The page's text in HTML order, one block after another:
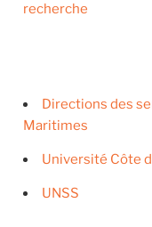
recherche
Directions des
Maritimes
Université Côte
UNSS